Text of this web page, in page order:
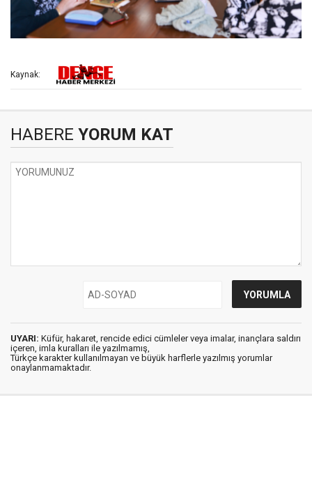
Kaynak:
HABERE YORUM KAT
UYARI: Küfür, hakaret, rencide edici cümleler veya imalar, inançlara saldırı
içeren, imla kuralları ile yazılmamış,
Türkçe karakter kullanılmayan ve büyük harflerle yazılmış yorumlar
onaylanmamaktadır.